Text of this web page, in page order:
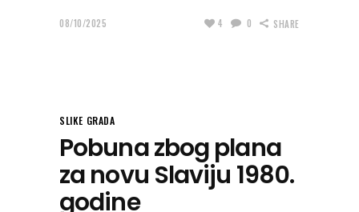
08/10/2025 4 0 SHARE
SLIKE GRADA
Pobuna zbog plana
za novu Slaviju 1980.
godine